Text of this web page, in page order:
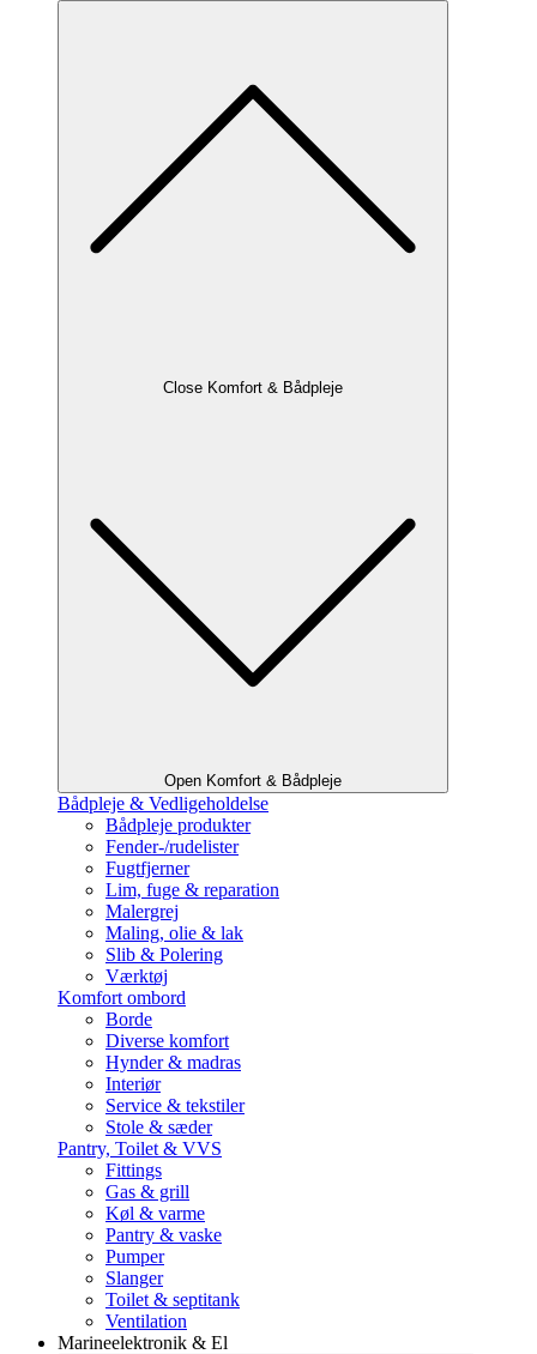
Close Komfort & Bådpleje
Open Komfort & Bådpleje
Bådpleje & Vedligeholdelse
Bådpleje produkter
Fender-/rudelister
Fugtfjerner
Lim, fuge & reparation
Malergrej
Maling, olie & lak
Slib & Polering
Værktøj
Komfort ombord
Borde
Diverse komfort
Hynder & madras
Interiør
Service & tekstiler
Stole & sæder
Pantry, Toilet & VVS
Fittings
Gas & grill
Køl & varme
Pantry & vaske
Pumper
Slanger
Toilet & septitank
Ventilation
Marineelektronik & El